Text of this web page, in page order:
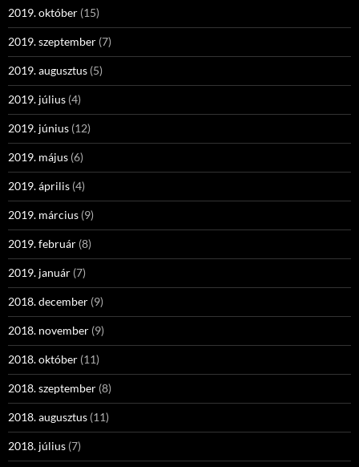
2019. október (15)
2019. szeptember (7)
2019. augusztus (5)
2019. július (4)
2019. június (12)
2019. május (6)
2019. április (4)
2019. március (9)
2019. február (8)
2019. január (7)
2018. december (9)
2018. november (9)
2018. október (11)
2018. szeptember (8)
2018. augusztus (11)
2018. július (7)